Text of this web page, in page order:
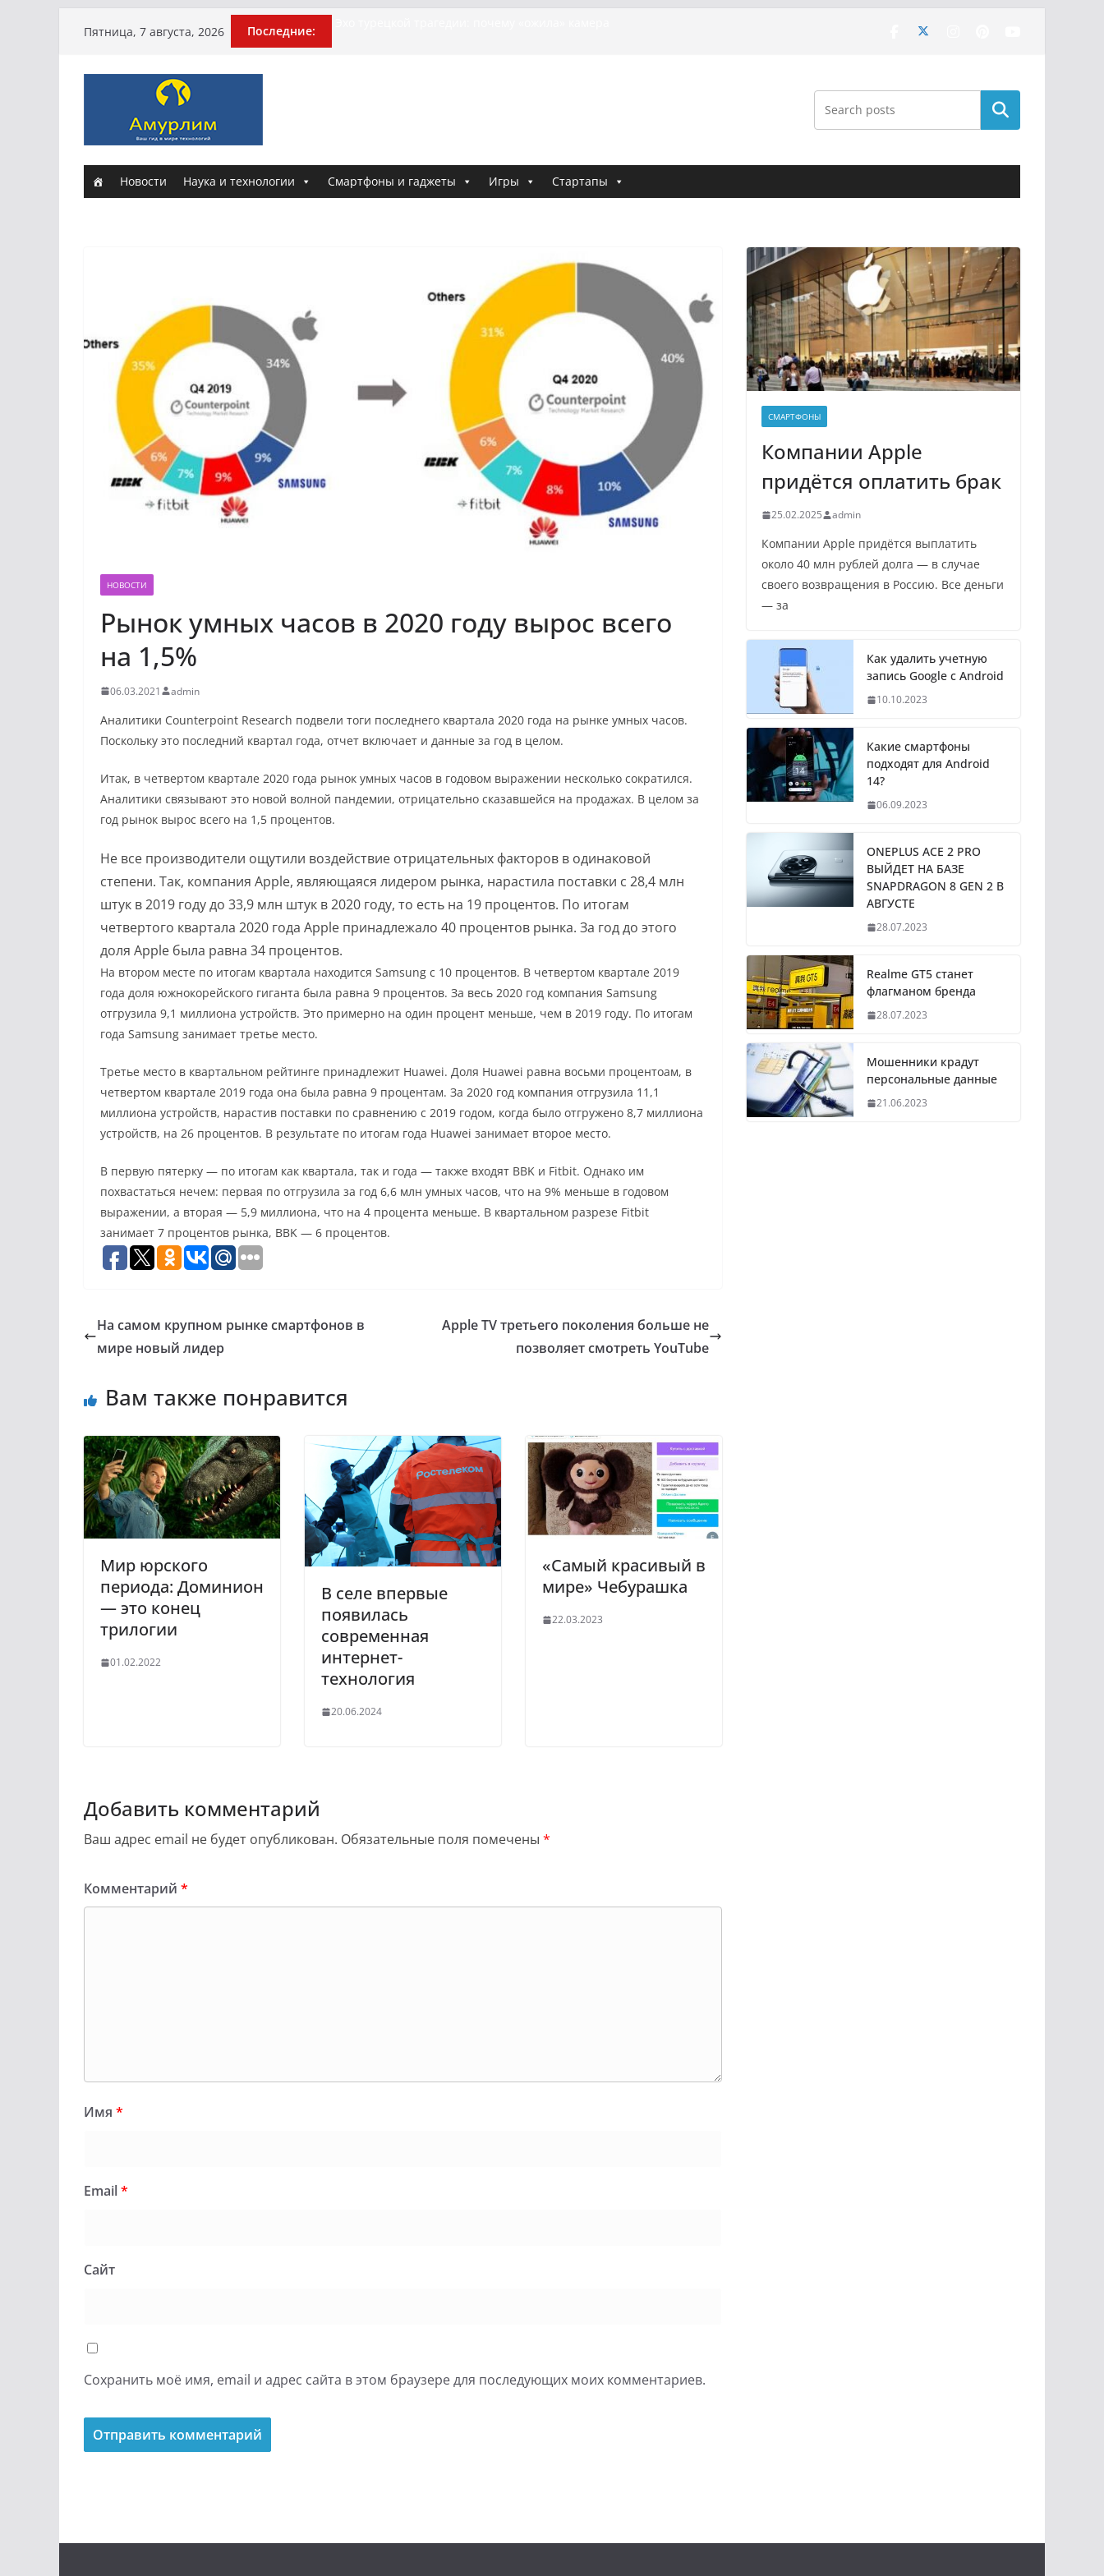
Пятница, 7 августа, 2026 Последние:
Поиск
Новости Наука и технологии Смартфоны и гаджеты Игры Стартапы
НОВОСТИ
Рынок умных часов в 2020 году вырос всего
на 1,5%
06.03.2021 admin
Аналитики Counterpoint Research подвели тоги последнего квартала 2020 года на рынке умных часов.
Поскольку это последний квартал года, отчет включает и данные за год в целом.
Итак, в четвертом квартале 2020 года рынок умных часов в годовом выражении несколько сократился.
Аналитики связывают это новой волной пандемии, отрицательно сказавшейся на продажах. В целом за
год рынок вырос всего на 1,5 процентов.
Не все производители ощутили воздействие отрицательных факторов в одинаковой
степени. Так, компания Apple, являющаяся лидером рынка, нарастила поставки с 28,4 млн
штук в 2019 году до 33,9 млн штук в 2020 году, то есть на 19 процентов. По итогам
четвертого квартала 2020 года Apple принадлежало 40 процентов рынка. За год до этого
доля Apple была равна 34 процентов.
На втором месте по итогам квартала находится Samsung с 10 процентов. В четвертом квартале 2019
года доля южнокорейского гиганта была равна 9 процентов. За весь 2020 год компания Samsung
отгрузила 9,1 миллиона устройств. Это примерно на один процент меньше, чем в 2019 году. По итогам
года Samsung занимает третье место.
Третье место в квартальном рейтинге принадлежит Huawei. Доля Huawei равна восьми процентоам, в
четвертом квартале 2019 года она была равна 9 процентам. За 2020 год компания отгрузила 11,1
миллиона устройств, нарастив поставки по сравнению с 2019 годом, когда было отгружено 8,7 миллиона
устройств, на 26 процентов. В результате по итогам года Huawei занимает второе место.
В первую пятерку — по итогам как квартала, так и года — также входят BBK и Fitbit. Однако им
похвастаться нечем: первая по отгрузила за год 6,6 млн умных часов, что на 9% меньше в годовом
выражении, а вторая — 5,9 миллиона, что на 4 процента меньше. В квартальном разрезе Fitbit
занимает 7 процентов рынка, BBK — 6 процентов.
На самом крупном рынке смартфонов в
мире новый лидер
Apple TV третьего поколения больше не
позволяет смотреть YouTube
Вам также понравится
Мир юрского
периода: Доминион
— это конец
трилогии
01.02.2022
В селе впервые
появилась
современная
интернет-
технология
20.06.2024
«Самый красивый в
мире» Чебурашка
22.03.2023
Добавить комментарий
Ваш адрес email не будет опубликован. Обязательные поля помечены *
Комментарий *
Имя *
Email*
Сайт
Сохранить моё имя, email и адрес сайта в этом браузере для последующих моих комментариев.
СМАРТФОНЫ
Компании Apple
придётся оплатить брак
25.02.2025 admin
Компании Apple придётся выплатить
около 40 млн рублей долга — в случае
своего возвращения в Россию. Все деньги
— за
Как удалить учетную
запись Google с Android
10.10.2023
Какие смартфоны
подходят для Android
14?
06.09.2023
ONEPLUS ACE 2 PRO
ВЫЙДЕТ НА БАЗЕ
SNAPDRAGON 8 GEN 2 В
АВГУСТЕ
28.07.2023
Realme GT5 станет
флагманом бренда
28.07.2023
Мошенники крадут
персональные данные
21.06.2023